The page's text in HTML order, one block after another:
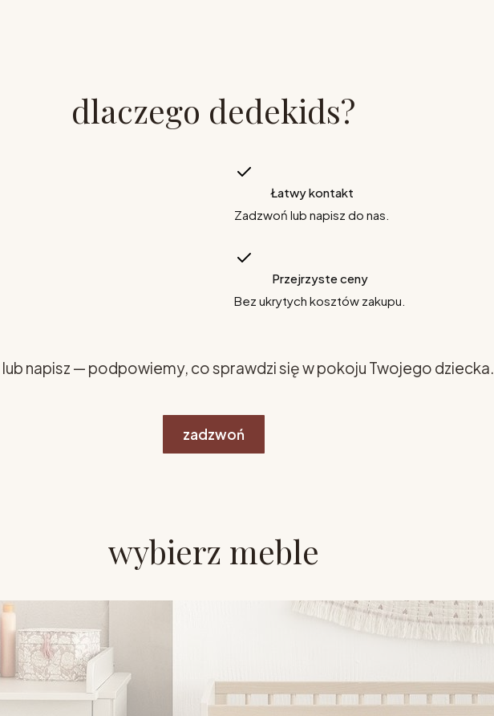
dlaczego dedekids?
Łatwy kontakt
Zadzwoń lub napisz do nas.
Przejrzyste ceny
Bez ukrytych kosztów zakupu.
napisz — podpowiemy, co sprawdzi się w pokoju Twojego dziecka.
zadzwoń
wybierz meble